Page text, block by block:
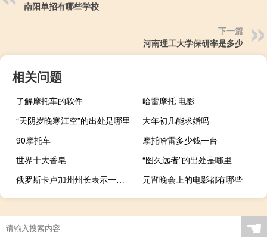
南阳单招有哪些学校
下一篇
河南理工大学保研率是多少
相关问题
了解摩托车的软件
哈雷摩托 电影
“天阴岁晚寒江空”的出处是哪里
大年初几能求婚吗
90摩托车
摩托哈雷多少钱一台
世界十大香皂
“图久远者”的出处是哪里
俄罗斯卡卢加州州长表示一架无人机在俄罗斯卡卢加地区上空被摧毁
元宵晚会上的电影都有哪些
☚